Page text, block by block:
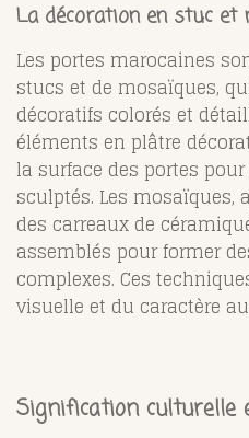
La décoration en stuc et
Les portes marocaines
stucs et de mosaïques,
décoratifs colorés et
éléments en plâtre
la surface des portes
sculptés. Les mosaïques,
des carreaux de
assemblés pour former
complexes. Ces
visuelle et du caractère
Signification culturelle